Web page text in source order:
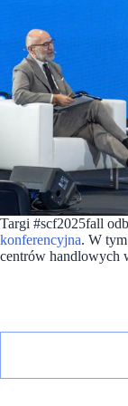
Targi #scf2025fall
konferencyjna. W
centrów handlowych